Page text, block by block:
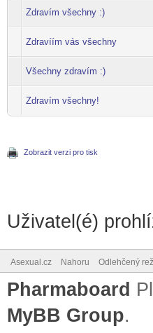
Zdravím všechny :)
Zdravíím vás všechny
Všechny zdravím :)
Zdravím všechny!
Zobrazit verzi pro tisk
Uživatel(é)
Asexual.cz Nahoru Odlehčený
Pharmaboard
MyBB Group.